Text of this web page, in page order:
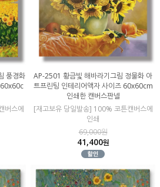
풍경화
60x60c
버스에
AP-2501 황금빛 해바라기그림 정물화 아
트프린팅 인테리어액자 사이즈 60x60cm
인쇄한 캔버스판넬
[재고보유 당일발송] 100% 코튼캔버스에
인쇄
69,000원
41,400원